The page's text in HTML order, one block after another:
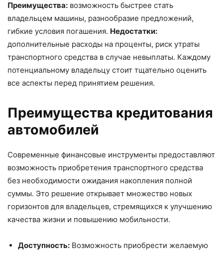
Преимущества: возможность быстрее стать
владельцем машины, разнообразие предложений,
гибкие условия погашения. Недостатки:
дополнительные расходы на проценты, риск утраты
транспортного средства в случае невыплаты. Каждому
потенциальному владельцу стоит тщательно оценить
все аспекты перед принятием решения.
Преимущества кредитования
автомобилей
Современные финансовые инструменты предоставляют
возможность приобретения транспортного средства
без необходимости ожидания накопления полной
суммы. Это решение открывает множество новых
горизонтов для владельцев, стремящихся к улучшению
качества жизни и повышению мобильности.
Доступность: Возможность приобрести желаемую